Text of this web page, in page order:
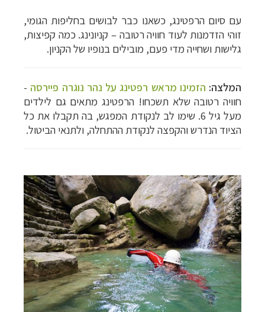
עם סיום הרפטינג, כשאנו כבר לבושים בחליפות הגומי,
זוהי הזדמנות לעוד חוויה רטובה– קניונינג. כמה קפיצות,
גלישות ושחייה מדי פעם, מובילים בנופיו של הקניון.
המלצה: הזמינו מראש רפטינג על נהר נוגרה פיירסה -
חוויה רטובה שלא תשכחו! הרפטינג מתאים גם לילדים
מעל גיל 6. שימו לב לנקודת המפגש, בה תקבלו את כל
הציוד הנדרש והקפצה לנקודת ההתחלה, ולתנאי הביטול.